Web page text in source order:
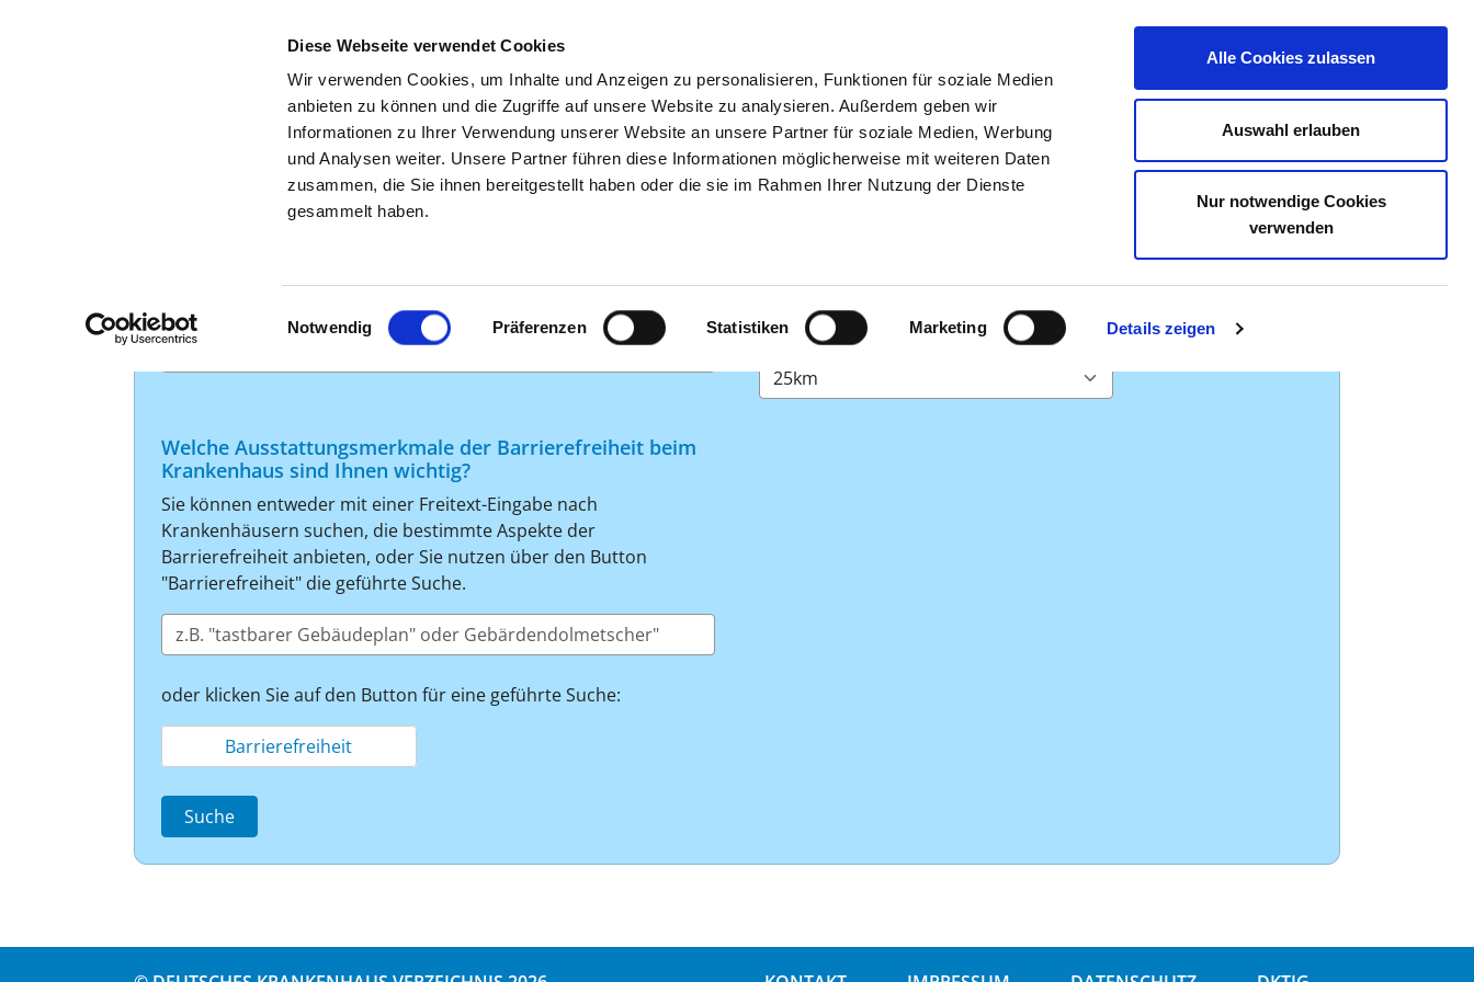
Diese Webseite verwendet Cookies
Wir verwenden Cookies, um Inhalte und Anzeigen zu personalisieren, Funktionen für soziale Medien
anbieten zu können und die Zugriffe auf unsere Website zu analysieren. Außerdem geben wir
Informationen zu Ihrer Verwendung unserer Website an unsere Partner für soziale Medien, Werbung
und Analysen weiter. Unsere Partner führen diese Informationen möglicherweise mit weiteren Daten
zusammen, die Sie ihnen bereitgestellt haben oder die sie im Rahmen Ihrer Nutzung der Dienste
gesammelt haben.
Einwilligungsauswahl
Notwendig Präferenzen Statistiken Marketing Details zeigen
Alle Cookies zulassen
Auswahl erlauben
Nur notwendige Cookies
verwenden
SUCHEN TIPPS & HILFE DAS DKV STELLENBÖRSE KONTAKT IHRE MEINUNG
SUCHE NACH ASPEKTEN DER BARRIEREFREIHEIT
Mit der Suche nach Aspekten der Barrierefreiheit können Sie per Freitext-Suche oder geführt über Klick-Buttons gezielt nach Krankenhäusern
In welcher Region suchen Sie ein Krankenhaus?
In welchem Umkreis soll gesucht
werden?
Welche Ausstattungsmerkmale der Barrierefreiheit beim
Krankenhaus sind Ihnen wichtig?
Sie können entweder mit einer Freitext-Eingabe nach
Krankenhäusern suchen, die bestimmte Aspekte der
Barrierefreiheit anbieten, oder Sie nutzen über den Button
"Barrierefreiheit" die geführte Suche.
oder klicken Sie auf den Button für eine geführte Suche:
Barrierefreiheit
Suche